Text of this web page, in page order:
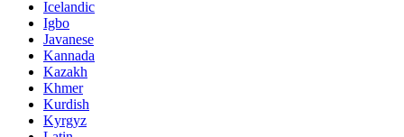
Icelandic
Igbo
Javanese
Kannada
Kazakh
Khmer
Kurdish
Kyrgyz